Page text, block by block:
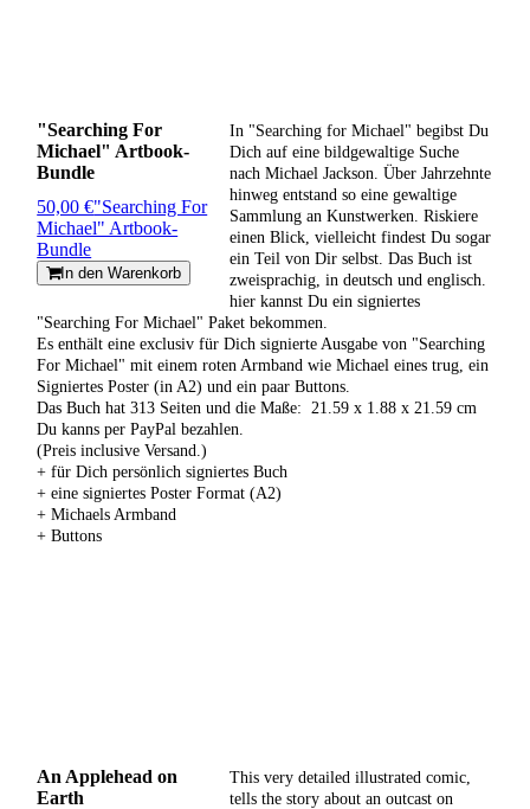
"Searching For
Michael" Artbook-
Bundle
50,00 €"Searching For
Michael" Artbook-
Bundle
In den Warenkorb
In "Searching for Michael" begibst Du
Dich auf eine bildgewaltige Suche
nach Michael Jackson. Über Jahrzehnte
hinweg entstand so eine gewaltige
Sammlung an Kunstwerken. Riskiere
einen Blick, vielleicht findest Du sogar
ein Teil von Dir selbst. Das Buch ist
zweisprachig, in deutsch und englisch.
hier kannst Du ein signiertes
"Searching For Michael" Paket bekommen.
Es enthält eine exclusiv für Dich signierte Ausgabe von "Searching
For Michael" mit einem roten Armband wie Michael eines trug, ein
Signiertes Poster (in A2) und ein paar Buttons.
Das Buch hat 313 Seiten und die Maße: ‎ 21.59 x 1.88 x 21.59 cm
Du kanns per PayPal bezahlen.
(Preis inclusive Versand.)
+ für Dich persönlich signiertes Buch
+ eine signiertes Poster Format (A2)
+ Michaels Armband
+ Buttons
An Applehead on
Earth
This very detailed illustrated comic,
tells the story about an outcast on